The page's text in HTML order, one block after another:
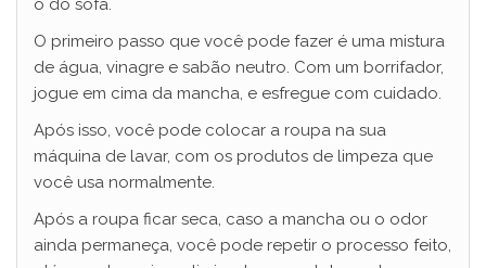
o do sofá.
O primeiro passo que você pode fazer é uma mistura
de água, vinagre e sabão neutro. Com um borrifador,
jogue em cima da mancha, e esfregue com cuidado.
Após isso, você pode colocar a roupa na sua
máquina de lavar, com os produtos de limpeza que
você usa normalmente.
Após a roupa ficar seca, caso a mancha ou o odor
ainda permaneça, você pode repetir o processo feito,